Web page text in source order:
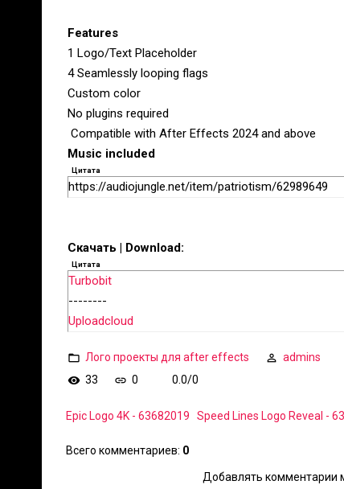
Features
1 Logo/Text Placeholder
4 Seamlessly looping flags
Custom color
No plugins required
️ Compatible with After Effects 2024 and above
Music included
Цитата
https://audiojungle.net/item/patriotism/62989649
Скачать | Download:
Цитата
Turbobit
--------
Uploadcloud
Лого проекты для after effects
admins
33
0 0.0/0
Epic Logo 4K - 63682019 Speed Lines Logo Reveal -
Всего комментариев: 0
Добавлять комментарии